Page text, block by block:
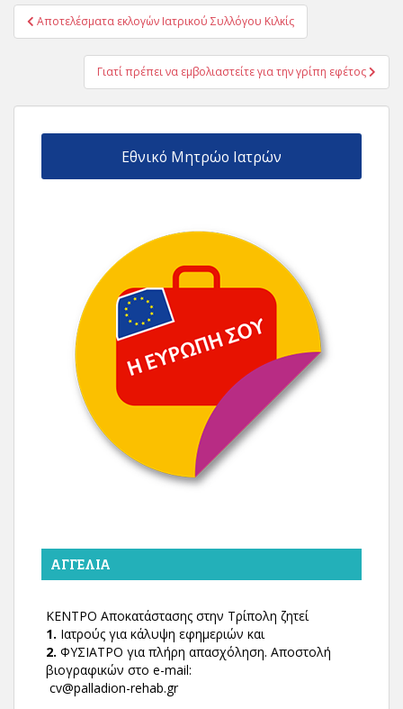
Πλοήγηση
άρθρων
Αποτελέσματα εκλογών Ιατρικού Συλλόγου Κιλκίς
Γιατί πρέπει να εμβολιαστείτε για την γρίπη εφέτος
Εθνικό Μητρώο Ιατρών
ΑΓΓΕΛΊΑ
ΚΕΝΤΡΟ Αποκατάστασης στην Τρίπολη ζητεί
1. Ιατρούς για κάλυψη εφημεριών και
2. ΦΥΣΙΑΤΡΟ για πλήρη απασχόληση. Αποστολή
βιογραφικών στο e-mail:
cv@palladion-rehab.gr